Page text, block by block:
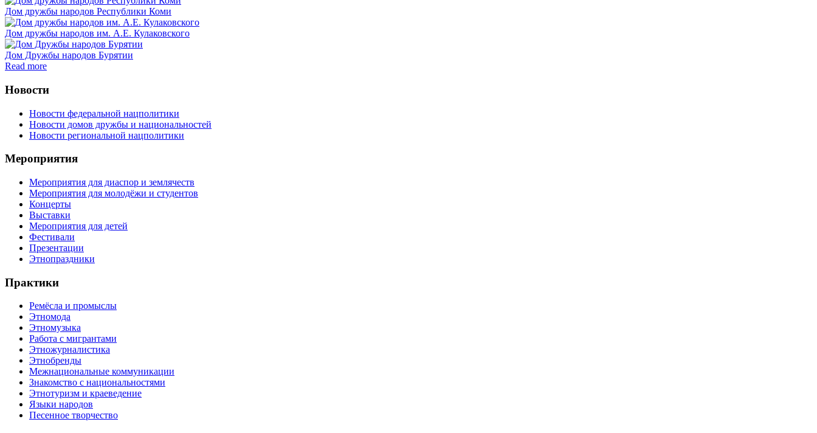
Дом дружбы народов Республики Коми
Дом дружбы народов им. А.Е. Кулаковского
Дом Дружбы народов Бурятии
Read more
Новости
Новости федеральной нацполитики
Новости домов дружбы и национальностей
Новости региональной нацполитики
Мероприятия
Мероприятия для диаспор и землячеств
Мероприятия для молодёжи и студентов
Концерты
Выставки
Мероприятия для детей
Фестивали
Презентации
Этнопраздники
Практики
Ремёсла и промыслы
Этномода
Этномузыка
Работа с мигрантами
Этножурналистика
Этнобренды
Межнациональные коммуникации
Знакомство с национальностями
Этнотуризм и краеведение
Языки народов
Песенное творчество